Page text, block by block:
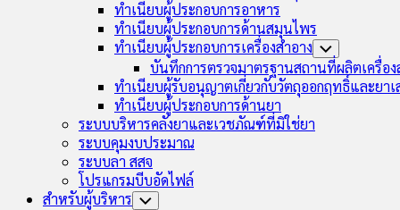
ทำเนียบผู้ประกอบการอาหาร
ทำเนียบผู้ประกอบการด้านสมุนไพร
ทำเนียบผู้ประกอบการเครื่องสำอาง Toggle
Child
Menu
บันทึกการตรวจมาตรฐานสถานที่ผลิตเครื่อง
ทำเนียบผู้รับอนุญาตเกี่ยวกับวัตถุออกฤทธิ์และยา
ทำเนียบผู้ประกอบการด้านยา
ระบบบริหารคลังยาและเวชภัณฑ์ที่มิใช่ยา
ระบบคุมงบประมาณ
ระบบลา สสจ
โปรแกรมบีบอัดไฟล์
สำหรับผู้บริหาร Toggle